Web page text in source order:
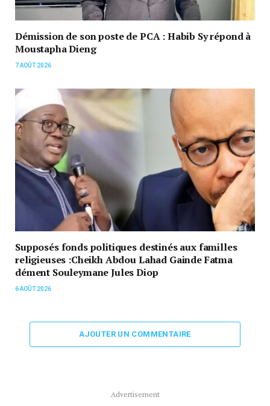
Démission de son poste de PCA : Habib Sy répond à
Moustapha Dieng
7 AOÛT 2026
Supposés fonds politiques destinés aux familles
religieuses :Cheikh Abdou Lahad Gainde Fatma
dément Souleymane Jules Diop
6 AOÛT 2026
AJOUTER UN COMMENTAIRE
Advertisement